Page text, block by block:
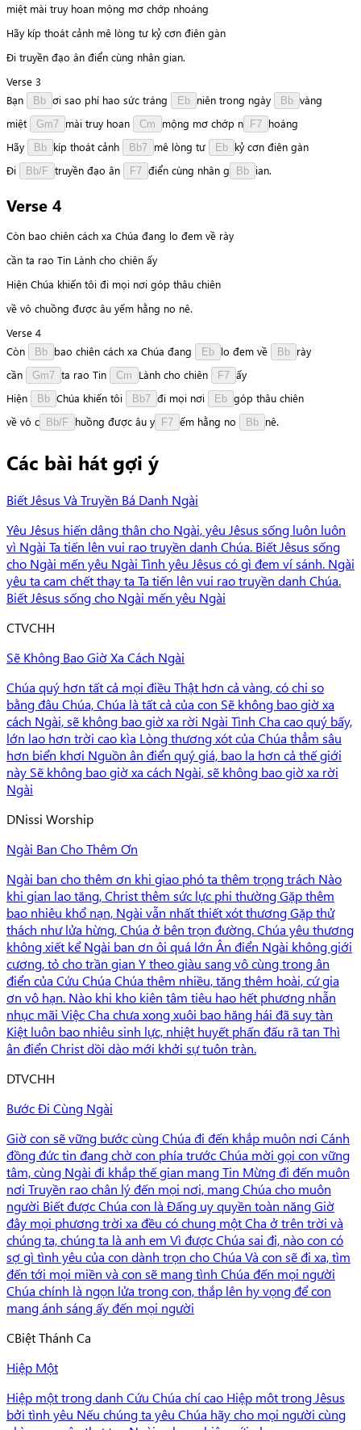
miệt mài truy hoan mộng mơ chớp nhoáng
Hãy kíp thoát cảnh mê lòng tư kỷ cơn điên gàn
Đi truyền đạo ân điển cùng nhân gian.
Verse 3
Bạn
Bb ơi sao phí hao sức tráng Eb niên trong ngày Bb vàng
miệt
Gm7 mài truy hoan Cm mộng mơ chớp n F7 hoáng
Hãy
Bb kíp thoát cảnh Bb7 mê lòng tư Eb kỷ cơn điên gàn
Đi
Bb/F truyền đạo ân F7 điển cùng nhân g Bb ian.
Verse 4
Còn bao chiên cách xa Chúa đang lo đem về rày
cần ta rao Tin Lành cho chiên ấy
Hiện Chúa khiến tôi đi mọi nơi góp thâu chiên
về vô chuồng được âu yếm hằng no nê.
Verse 4
Còn
Bb bao chiên cách xa Chúa đang Eb lo đem về Bb rày
cần
Gm7 ta rao Tin Cm Lành cho chiên F7 ấy
Hiện
Bb Chúa khiến tôi Bb7 đi mọi nơi Eb góp thâu chiên
về vô c Bb/F huồng được âu y F7 ếm hằng no Bb nê.
Các bài hát gợi ý
Biết Jêsus Và Truyền Bá Danh Ngài
Yêu Jêsus hiến dâng thân cho Ngài, yêu Jêsus sống luôn luôn
vì Ngài Ta tiến lên vui rao truyền danh Chúa. Biết Jêsus sống
cho Ngài mến yêu Ngài Tình yêu Jêsus có gì đem ví sánh. Ngài
yêu ta cam chết thay ta Ta tiến lên vui rao truyền danh Chúa.
Biết Jêsus sống cho Ngài mến yêu Ngài
CTVCHH
Sẽ Không Bao Giờ Xa Cách Ngài
Chúa quý hơn tất cả mọi điều Thật hơn cả vàng, có chi so
bằng đâu Chúa, Chúa là tất cả của con Sẽ không bao giờ xa
cách Ngài, sẽ không bao giờ xa rời Ngài Tình Cha cao quý bấy,
lớn lao hơn trời cao kìa Lòng thương xót của Chúa thẳm sâu
hơn biển khơi Nguồn ân điển quý giá, bao la hơn cả thế giới
này Sẽ không bao giờ xa cách Ngài, sẽ không bao giờ xa rời
Ngài
DNissi Worship
Ngài Ban Cho Thêm Ơn
Ngài ban cho thêm ơn khi giao phó ta thêm trọng trách Nào
khi gian lao tăng, Christ thêm sức lực phi thường Gặp thêm
bao nhiêu khổ nạn, Ngài vẫn nhất thiết xót thương Gặp thử
thách như lửa hừng, Chúa ở bên trọn đường. Chúa yêu thương
không xiết kể Ngài ban ơn ôi quá lớn Ân điển Ngài không giới
cương, tỏ cho trần gian Y theo giàu sang vô cùng trong ân
điển của Cứu Chúa Chúa thêm nhiều, tăng thêm hoài, cứ gia
ơn vô hạn. Nào khi kho kiên tâm tiêu hao hết phương nhẫn
nhục mãi Việc Cha chưa xong xuôi bao hăng hái đã suy tàn
Kiệt luôn bao nhiêu sinh lực, nhiệt huyết phấn đấu rã tan Thì
ân điển Christ dồi dào mới khởi sự tuôn tràn.
DTVCHH
Bước Đi Cùng Ngài
Giờ con sẽ vững bước cùng Chúa đi đến khắp muôn nơi Cánh
đồng đức tin đang chờ con phía trước Chúa mời gọi con vững
tâm, cùng Ngài đi khắp thế gian mang Tin Mừng đi đến muôn
nơi Truyền rao chân lý đến mọi nơi, mang Chúa cho muôn
người Biết được Chúa con là Đấng uy quyền toàn năng Giờ
đây mọi phương trời xa đều có chung một Cha ở trên trời và
chúng ta, chúng ta là anh em Vì được Chúa sai đi, nào con có
sợ gì tình yêu của con dành trọn cho Chúa Và con sẽ đi xa, tìm
đến tới mọi miền và con sẽ mang tình Chúa đến mọi người
Chúa chính là ngọn lửa trong con, thắp lên hy vọng để con
mang ánh sáng ấy đến mọi người
CBiệt Thánh Ca
Hiệp Một
Hiệp một trong danh Cứu Chúa chí cao Hiệp môt trong Jêsus
bởi tình yêu Nếu chúng ta yêu Chúa hãy cho mọi người cùng